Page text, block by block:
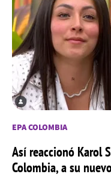
EPA COLOMBIA
Así reaccionó Karol
Colombia, a su